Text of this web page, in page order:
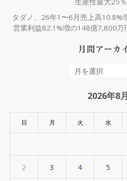
タダノ、26年1〜6月売上高10.8%
営業利益82.1%増の148億7,800万
月間アーカ
イ
2026年8月
日 月 火 水
2 3 4 5